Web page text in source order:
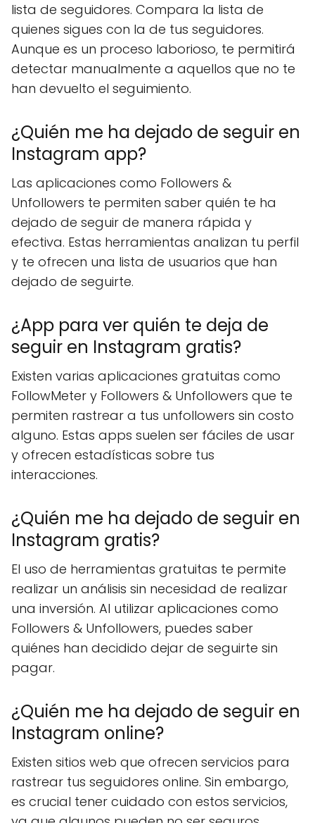
lista de seguidores. Compara la lista de
quienes sigues con la de tus seguidores.
Aunque es un proceso laborioso, te permitirá
detectar manualmente a aquellos que no te
han devuelto el seguimiento.
¿Quién me ha dejado de seguir en
Instagram app?
Las aplicaciones como Followers &
Unfollowers te permiten saber quién te ha
dejado de seguir de manera rápida y
efectiva. Estas herramientas analizan tu perfil
y te ofrecen una lista de usuarios que han
dejado de seguirte.
¿App para ver quién te deja de
seguir en Instagram gratis?
Existen varias aplicaciones gratuitas como
FollowMeter y Followers & Unfollowers que te
permiten rastrear a tus unfollowers sin costo
alguno. Estas apps suelen ser fáciles de usar
y ofrecen estadísticas sobre tus
interacciones.
¿Quién me ha dejado de seguir en
Instagram gratis?
El uso de herramientas gratuitas te permite
realizar un análisis sin necesidad de realizar
una inversión. Al utilizar aplicaciones como
Followers & Unfollowers, puedes saber
quiénes han decidido dejar de seguirte sin
pagar.
¿Quién me ha dejado de seguir en
Instagram online?
Existen sitios web que ofrecen servicios para
rastrear tus seguidores online. Sin embargo,
es crucial tener cuidado con estos servicios,